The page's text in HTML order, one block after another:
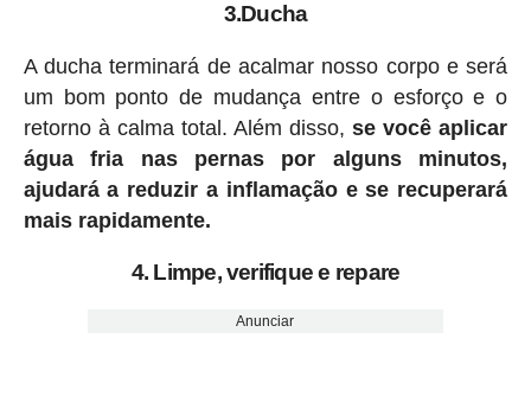
3.Ducha
A ducha terminará de acalmar nosso corpo e será
um bom ponto de mudança entre o esforço e o
retorno à calma total. Além disso,se você aplicar
água fria nas pernas por alguns minutos,
ajudará a reduzir a inflamação e se recuperará
mais rapidamente.
4. Limpe, verifique e repare
Anunciar